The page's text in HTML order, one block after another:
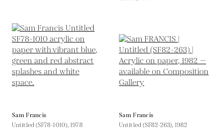
Sam Francis
Untitled (SF78-1010),1978
Sam Francis
Untitled (SF82-263),1982